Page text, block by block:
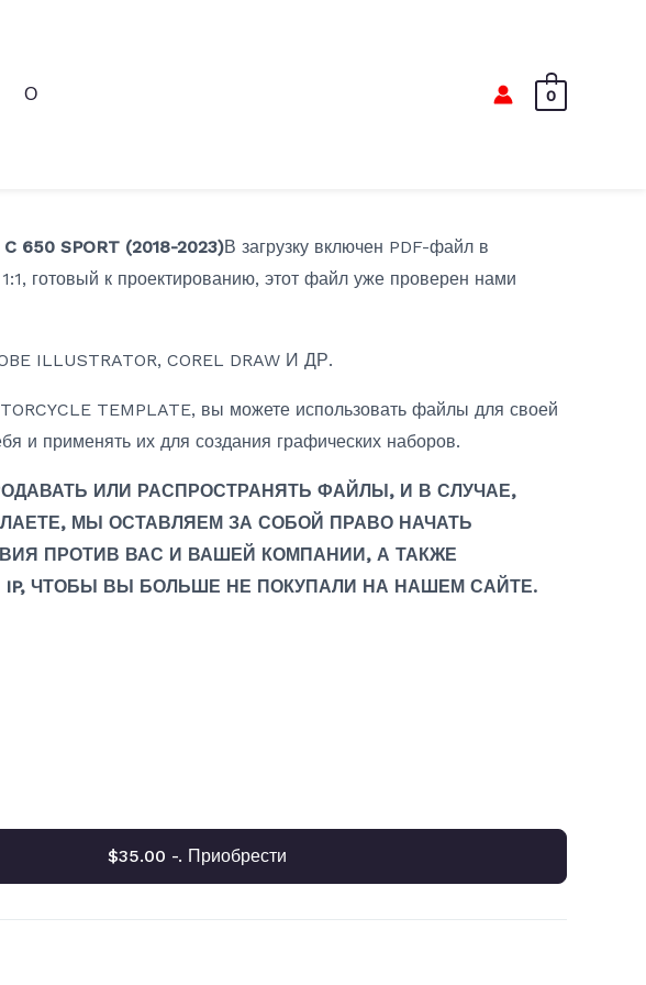
О 0
SPORT (2018-2023)В загрузку включен PDF-файл в
готовый к проектированию, этот файл уже проверен нами
ILLUSTRATOR, COREL DRAW И ДР.
TEMPLATE, вы можете использовать файлы для своей
и применять их для создания графических наборов.
ИЛИ РАСПРОСТРАНЯТЬ ФАЙЛЫ, И В СЛУЧАЕ,
МЫ ОСТАВЛЯЕМ ЗА СОБОЙ ПРАВО НАЧАТЬ
ПРОТИВ ВАС И ВАШЕЙ КОМПАНИИ, А ТАКЖЕ
ЧТОБЫ ВЫ БОЛЬШЕ НЕ ПОКУПАЛИ НА НАШЕМ САЙТЕ.
$35.00 -. Приобрести